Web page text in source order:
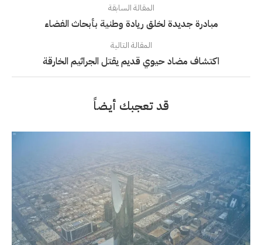
المقالة السابقة
مبادرة جديدة لخلق ريادة وطنية بأبحاث الفضاء
المقالة التالية
اكتشاف مضاد حيوي قديم يقتل الجراثيم الخارقة
قد تعجبك أيضاً